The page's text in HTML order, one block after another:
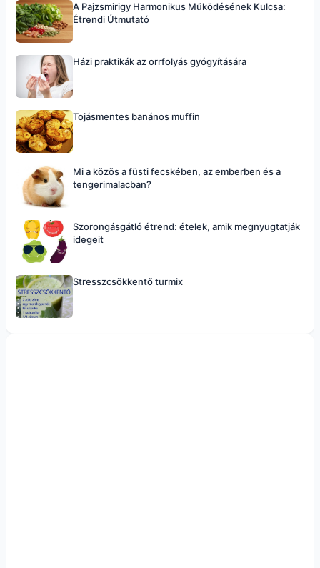
A Pajzsmirigy Harmonikus Működésének Kulcsa:
Étrendi Útmutató
Házi praktikák az orrfolyás gyógyítására
Tojásmentes banános muffin
Mi a közös a füsti fecskében, az emberben és a
tengerimalacban?
Szorongásgátló étrend: ételek, amik megnyugtatják
idegeit
Stresszcsökkentő turmix